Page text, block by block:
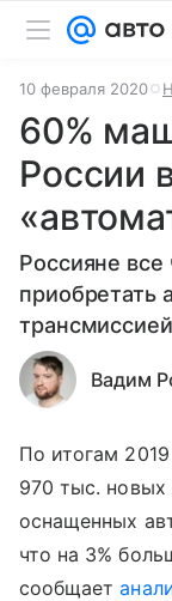
10 февраля 2020
60%
России
Россияне
приобретать
трансмиссией
Вадим
По итогам
970 тыс. новых
оснащенных
что на 3%
сообщает